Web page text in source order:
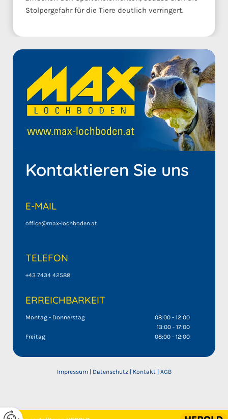
Stolpergefahr für die Tiere deutlich verringert.
Kontaktieren Sie uns
E-MAIL
office@max-lochboden.at
TELEFON
+43 7434 42588
ERREICHBARKEIT
Montag - Donnerstag
08:00 - 12:00
13:00 - 17:00
Freitag
08:00 - 12:00
Impressum| Datenschutz Kontakt| AGB